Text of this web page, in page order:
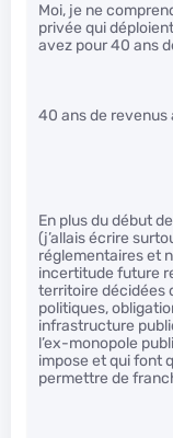
Moi, je ne
privée qui
avez pour 40 ans
40 ans de revenus
En plus du début
(j’allais écrire
réglementaires et
incertitude future
territoire décidées
politiques,
infrastructure
l’ex-monopole
impose et qui font
permettre de